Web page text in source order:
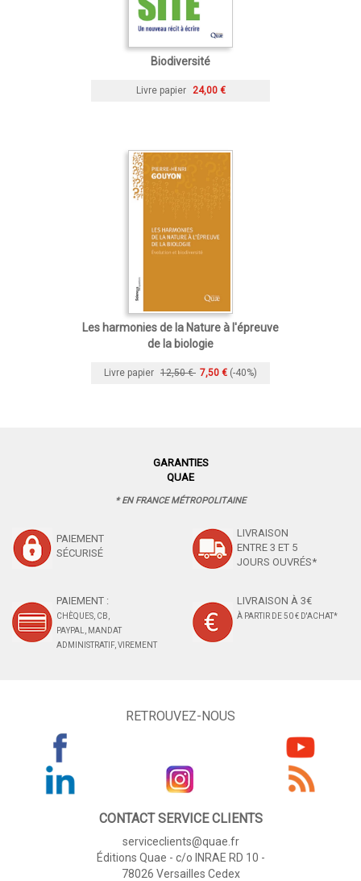
Biodiversité
Livre papier 24,00 €
Les harmonies de la Nature à l'épreuve
de la biologie
Livre papier 12,50 € 7,50 € (-40%)
GARANTIES
QUAE
* EN FRANCE MÉTROPOLITAINE
PAIEMENT
SÉCURISÉ
LIVRAISON
ENTRE 3 ET 5
JOURS OUVRÉS*
PAIEMENT :
CHÈQUES, CB,
PAYPAL, MANDAT
ADMINISTRATIF, VIREMENT
LIVRAISON À 3€
À PARTIR DE 50 € D'ACHAT*
RETROUVEZ-NOUS
CONTACT SERVICE CLIENTS
serviceclients@quae.fr
Éditions Quae - c/o INRAE RD 10 -
78026 Versailles Cedex